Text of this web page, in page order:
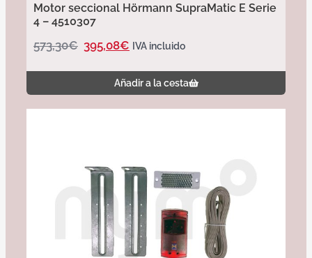
Motor seccional Hörmann SupraMatic E Serie
4 – 4510307
573,30€ 395,08€ IVA incluido
Añadir a la cesta